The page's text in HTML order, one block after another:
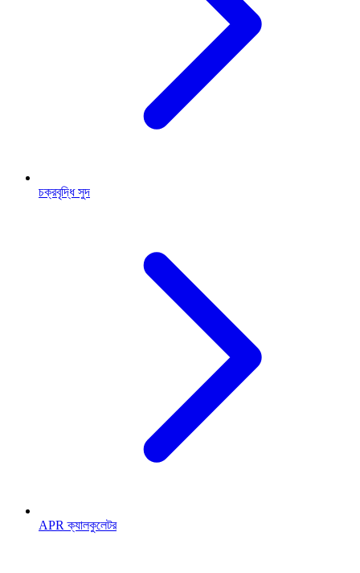
চক্রবৃদ্ধি সুদ
APR ক্যালকুলেটর